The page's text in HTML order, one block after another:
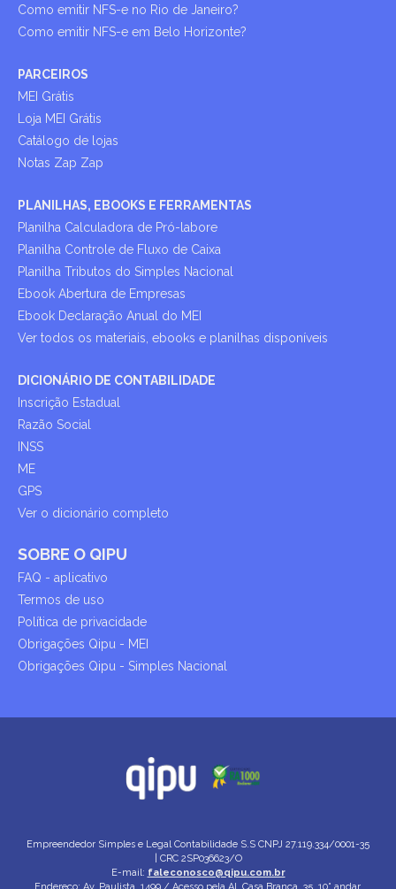
Como emitir NFS-e no Rio de Janeiro?
Como emitir NFS-e em Belo Horizonte?
PARCEIROS
MEI Grátis
Loja MEI Grátis
Catálogo de lojas
Notas Zap Zap
PLANILHAS, EBOOKS E FERRAMENTAS
Planilha Calculadora de Pró-labore
Planilha Controle de Fluxo de Caixa
Planilha Tributos do Simples Nacional
Ebook Abertura de Empresas
Ebook Declaração Anual do MEI
Ver todos os materiais, ebooks e planilhas disponíveis
DICIONÁRIO DE CONTABILIDADE
Inscrição Estadual
Razão Social
INSS
ME
GPS
Ver o dicionário completo
SOBRE O QIPU
FAQ - aplicativo
Termos de uso
Política de privacidade
Obrigações Qipu - MEI
Obrigações Qipu - Simples Nacional
Empreendedor Simples e Legal Contabilidade S.S CNPJ 27.119.334/0001-35
| CRC 2SP036623/O
E-mail: faleconosco@qipu.com.br